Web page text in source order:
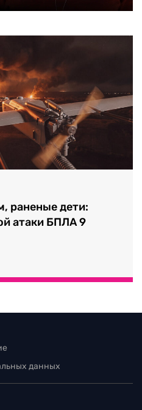
раненые дети:
атаки БПЛА 9
данных